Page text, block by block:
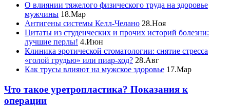
О влиянии тяжелого физического труда на здоровье
мужчины 18.Мар
Антигены системы Келл-Челано 28.Ноя
Цитаты из студенческих и прочих историй болезни:
лучшие перлы! 4.Июн
Клиника эротической стоматологии: снятие стресса
«голой грудью» или пиар-ход? 28.Авг
Как трусы влияют на мужское здоровье 17.Мар
Что такое уретропластика? Показания к
операции